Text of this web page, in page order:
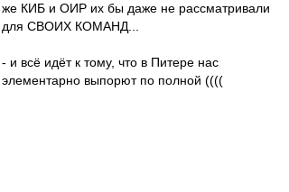
же КИБ и ОИР их бы даже не рассматривали
для СВОИХ КОМАНД...
- и всё идёт к тому, что в Питере нас
элементарно выпорют по полной ((((